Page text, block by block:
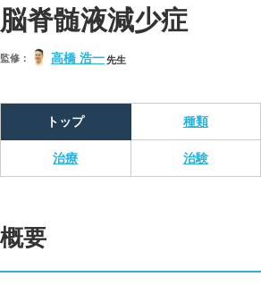
脳脊髄液減少症
監修： 高橋 浩一先生
トップ 種類
治療 治験
概要